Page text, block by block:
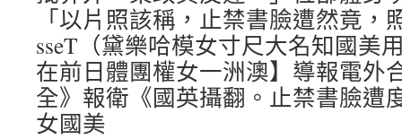
「以片照該稱，止禁書臉遭然竟，
sseT（黛樂哈模女寸尺大名知國美
在前日體團權女一洲澳】導報電
全》報衛《國英攝翻。止禁書臉遭
女國美